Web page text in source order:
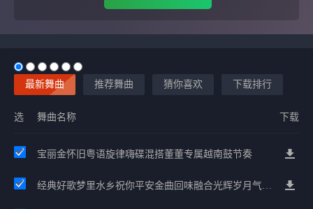
最新舞曲 推荐舞曲 猜你喜欢 下载排行
选 舞曲名称 下载
宝丽金怀旧粤语旋律嗨碟混搭董董专属越南鼓节奏
经典好歌梦里水乡祝你平安金曲回味融合光辉岁月气氛中文兄弟串烧